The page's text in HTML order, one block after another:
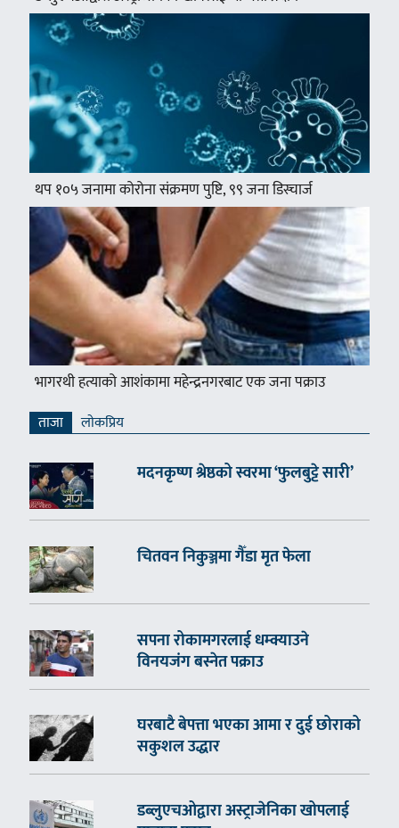
थप १०५ जनामा कोरोना संक्रमण पुष्टि, ९९ जना डिस्चार्ज
भागरथी हत्याको आशंकामा महेन्द्रनगरबाट एक जना पक्राउ
ताजा लाेकप्रिय
मदनकृष्ण श्रेष्ठको स्वरमा ‘फुलबुट्टे सारी’
चितवन निकुञ्जमा गैँडा मृत फेला
सपना रोकामगरलाई धम्क्याउने
विनयजंग बस्नेत पक्राउ
घरबाटै बेपत्ता भएका आमा र दुई छोराको
सकुशल उद्धार
डब्लुएचओद्वारा अस्ट्राजेनिका खोपलाई